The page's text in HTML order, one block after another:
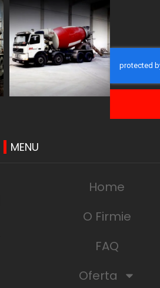
MENU
Home
O Firmie
FAQ
Oferta